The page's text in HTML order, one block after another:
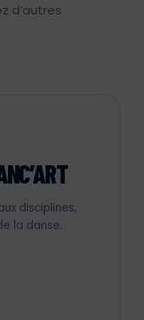
d’autres
disciplines,
la danse.